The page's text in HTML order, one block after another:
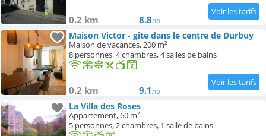
0.2 km 8.8/10
Maison Victor - gîte dans le centre de Durbuy
Maison de vacances, 200 m²
8 personnes, 4 chambres, 4 salles de bains
0.2 km 9.1/10
La Villa des Roses
Appartement, 60 m²
5 personnes, 2 chambres, 1 salle de bains